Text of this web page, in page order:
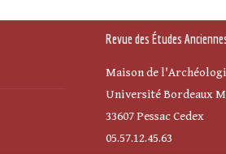
Revue des Études
Maison de
Université Bordeaux
33607 Pessac Cedex
05.57.12.45.63